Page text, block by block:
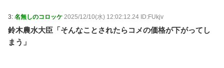
3: 名無しのコロッケ 2025/12/10(水) 12:02:12.24 ID:FUkjv
鈴木農水大臣「そんなことされたらコメの価格が下がってし
まう」